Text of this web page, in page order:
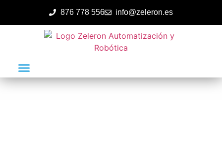
876 778 556 info@zeleron.es